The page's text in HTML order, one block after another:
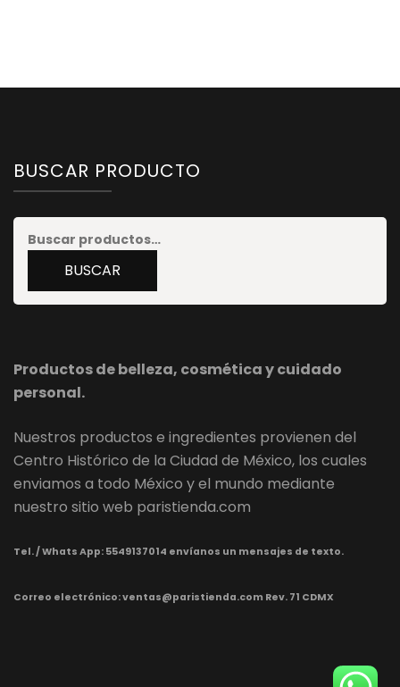
BUSCAR PRODUCTO
BUSCAR
Productos de belleza, cosmética y cuidado
personal.
Nuestros productos e ingredientes provienen del
Centro Histórico de la Ciudad de México, los cuales
enviamos a todo México y el mundo mediante
nuestro sitio web paristienda.com
Tel. / Whats App: 5549137014 envíanos un mensajes de texto.
Correo electrónico: ventas@paristienda.com Rev. 71 CDMX